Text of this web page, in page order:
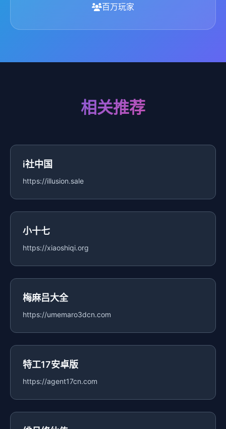
百万玩家
相关推荐
i社中国
https://illusion.sale
小十七
https://xiaoshiqi.org
梅麻吕大全
https://umemaro3dcn.com
特工17安卓版
https://agent17cn.com